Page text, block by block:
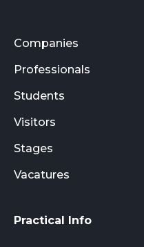
Companies
Professionals
Students
Visitors
Stages
Vacatures
Practical Info